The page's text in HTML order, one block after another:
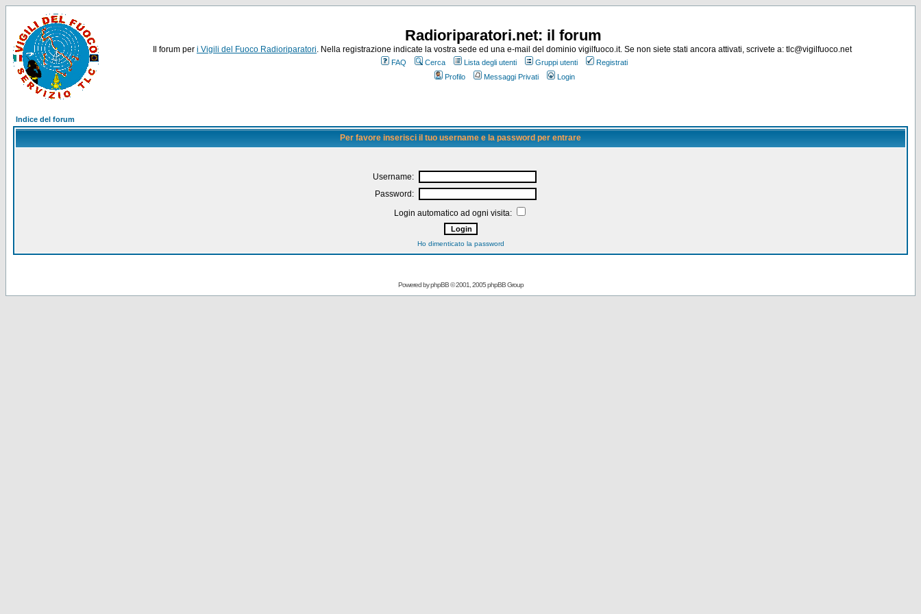
Radioriparatori.net: il forum
Il forum per i Vigili del Fuoco Radioriparatori. Nella registrazione indicate la vostra sede ed una e-mail del dominio vigilfuoco.it. Se non siete stati ancora attivati, scrivete a: tlc@vigilfuoco.net
FAQ Cerca Lista degli utenti Gruppi utenti
Registrati
Profilo
Messaggi Privati Login
Indice del forum
Per favore inserisci il tuo username e la password per entrare
Username:
Password:
Login automatico ad ogni visita:
Ho dimenticato la password
Powered byphpBB© 2001, 2005 phpBB Group